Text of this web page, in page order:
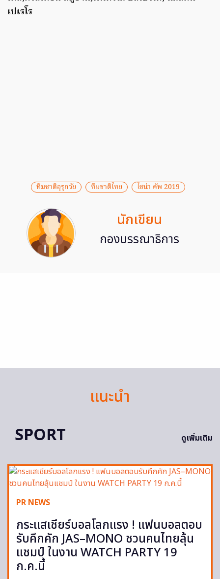
เปเรโร
ทีมชาติอุรุกวัย ทีมชาติไทย ไชน่า คัพ 2019
นักเขียน
กองบรรณาธิการ
แนะนำ
SPORT
ดูเพิ่มเติม
PR NEWS
กระแสเชียร์บอลโลกแรง ! แฟนบอลตอบ
รับคึกคัก JAS–MONO ชวนคนไทยลุ้น
แชมป์ ในงาน WATCH PARTY 19
ก.ค.นี้